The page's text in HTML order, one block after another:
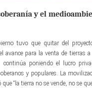
y el
tuvo que quitar del
para la venta de tierras a
poniendo el lucro
y populares. La
“la tierra no se vende, no se